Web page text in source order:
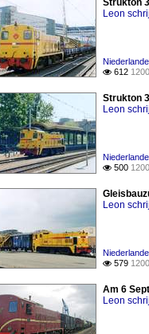
Strukton
Leon
 612
Strukton
Leon
 500
Leon
 579
Am 6
Leon